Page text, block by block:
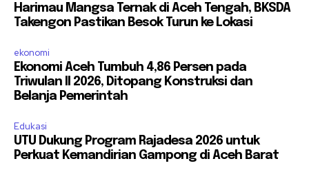
Harimau Mangsa Ternak di Aceh Tengah, BKSDA
Takengon Pastikan Besok Turun ke Lokasi
ekonomi
Ekonomi Aceh Tumbuh 4,86 Persen pada
Triwulan II 2026, Ditopang Konstruksi dan
Belanja Pemerintah
Edukasi
UTU Dukung Program Rajadesa 2026 untuk
Perkuat Kemandirian Gampong di Aceh Barat